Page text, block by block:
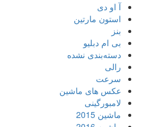
آ او دی
استون مارتین
بنز
بی ام دبلیو
دسته‌بندی نشده
رالی
سرعت
عکس های ماشین
لامبورگینی
ماشین 2015